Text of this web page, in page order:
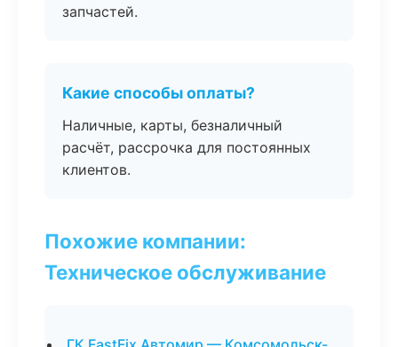
запчастей.
Какие способы оплаты?
Наличные, карты, безналичный
расчёт, рассрочка для постоянных
клиентов.
Похожие компании:
Техническое обслуживание